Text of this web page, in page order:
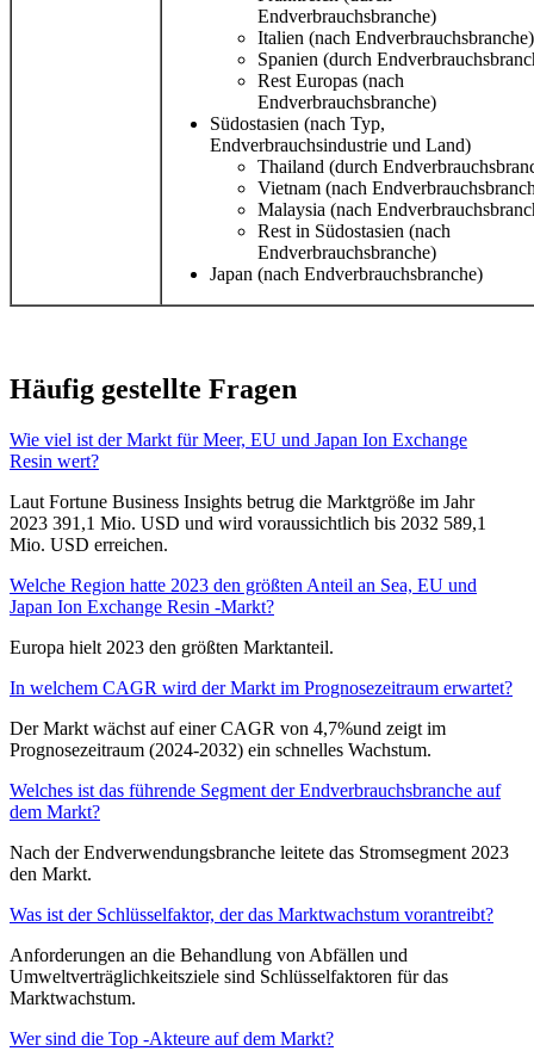
Endverbrauchsbranche)
Italien (nach Endverbrauchsbranche)
Spanien (durch
Rest Europas (nach
Endverbrauchsbranche)
Südostasien (nach Typ,
Endverbrauchsindustrie und Land)
Thailand (durch
Vietnam (nach
Malaysia (nach
Rest in Südostasien (nach
Endverbrauchsbranche)
Japan (nach Endverbrauchsbranche)
Häufig gestellte Fragen
Wie viel ist der Markt für Meer, EU und Japan Ion Exchange
Resin wert?
Laut Fortune Business Insights betrug die Marktgröße im Jahr
2023 391,1 Mio. USD und wird voraussichtlich bis 2032 589,1
Mio. USD erreichen.
Welche Region hatte 2023 den größten Anteil an Sea, EU und
Japan Ion Exchange Resin -Markt?
Europa hielt 2023 den größten Marktanteil.
In welchem ​​CAGR wird der Markt im Prognosezeitraum erwartet?
Der Markt wächst auf einer CAGR von 4,7%und zeigt im
Prognosezeitraum (2024-2032) ein schnelles Wachstum.
Welches ist das führende Segment der Endverbrauchsbranche auf
dem Markt?
Nach der Endverwendungsbranche leitete das Stromsegment 2023
den Markt.
Was ist der Schlüsselfaktor, der das Marktwachstum vorantreibt?
Anforderungen an die Behandlung von Abfällen und
Umweltverträglichkeitsziele sind Schlüsselfaktoren für das
Marktwachstum.
Wer sind die Top -Akteure auf dem Markt?